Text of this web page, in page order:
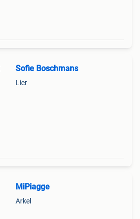
Sofie Boschmans
Lier
MiPiagge
Arkel